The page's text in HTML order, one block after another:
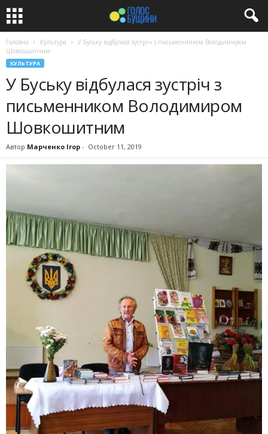
Головна Культура
У Буську відбулася зустріч з письменником Володимиром
Шовкошитним
КУЛЬТУРА
У Буську відбулася зустріч з
письменником Володимиром
Шовкошитним
Автор Марченко Ігор - October 11, 2019